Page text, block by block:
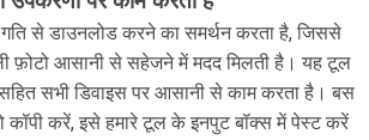
गति से डाउनलोड करने का समर्थन करता है, जिससे
फ़ोटो आसानी से सहेजने में मदद मिलती है। यह टूल
सभी डिवाइस पर आसानी से काम करता है। बस
कॉपी करें, इसे हमारे टूल के इनपुट बॉक्स में पेस्ट करें